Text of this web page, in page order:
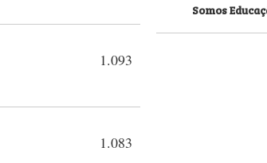
1.093
1.083
Somos